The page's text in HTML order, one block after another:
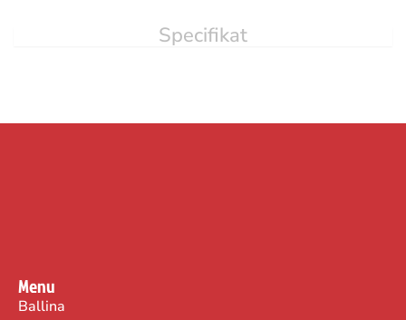
Specifikat
Menu
Ballina